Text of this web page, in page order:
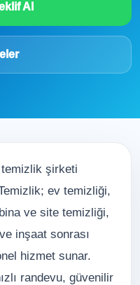
Al
temizlik şirketi
ev temizliği,
ve site temizliği,
inşaat sonrası
hizmet sunar.
randevu, güvenilir